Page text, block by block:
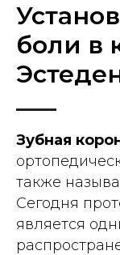
боли в
Зубная
также
Сегодня
является